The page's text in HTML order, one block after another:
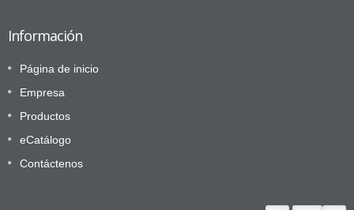
Información
Página de inicio
Empresa
Productos
eCatálogo
Contáctenos